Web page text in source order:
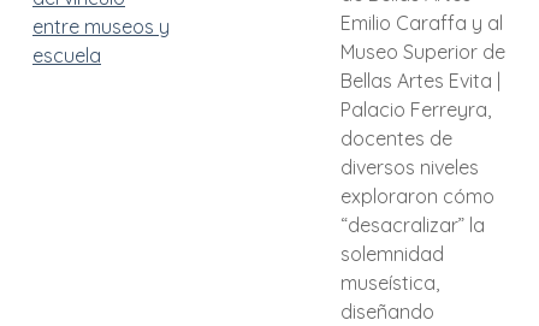
entre museos y
escuela
Emilio Caraffa y al
Museo Superior de
Bellas Artes Evita |
Palacio Ferreyra,
docentes de
diversos niveles
exploraron cómo
“desacralizar” la
solemnidad
museística,
diseñando